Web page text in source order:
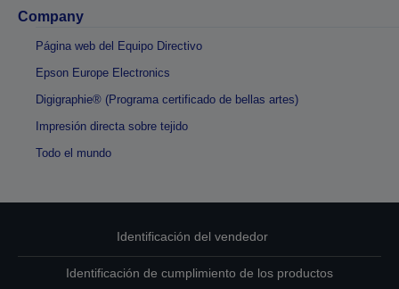
Company
Página web del Equipo Directivo
Epson Europe Electronics
Digigraphie® (Programa certificado de bellas artes)
Impresión directa sobre tejido
Todo el mundo
Identificación del vendedor
Identificación de cumplimiento de los productos